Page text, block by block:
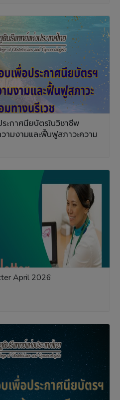
ะกาศนียบัตรในวิชาชีพ
ามงามและฟื้นฟูสภาวะความ
April 2026